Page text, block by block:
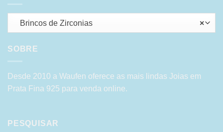
×
Brincos de Zirconias
SOBRE
Desde 2010 a Waufen oferece as mais lindas Joias em
Prata Fina 925 para venda online.
PESQUISAR